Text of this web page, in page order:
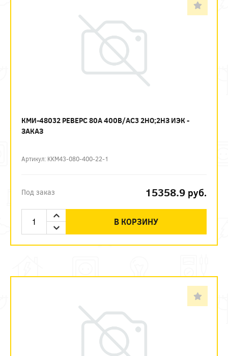
КМИ-48032 РЕВЕРС 80А 400В/АС3 2НО;2НЗ ИЭК -
ЗАКАЗ
Артикул: KKM43-080-400-22-1
Под заказ 15358.9 руб.
В КОРЗИНУ